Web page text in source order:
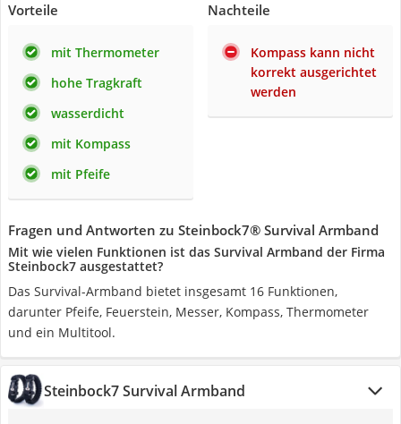
Vorteile
mit Thermometer
hohe Tragkraft
wasserdicht
mit Kompass
mit Pfeife
Nachteile
Kompass kann nicht
korrekt ausgerichtet
werden
Fragen und Antworten zu Steinbock7® Survival Armband
Mit wie vielen Funktionen ist das Survival Armband der Firma
Steinbock7 ausgestattet?
Das Survival-Armband bietet insgesamt 16 Funktionen,
darunter Pfeife, Feuerstein, Messer, Kompass, Thermometer
und ein Multitool.
Steinbock7 Survival Armband